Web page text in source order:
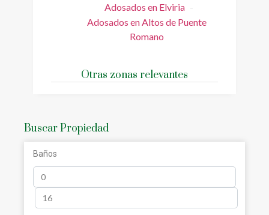
Adosados en Elviria
Adosados en Altos de Puente
Romano
Otras zonas relevantes
Buscar Propiedad
Baños